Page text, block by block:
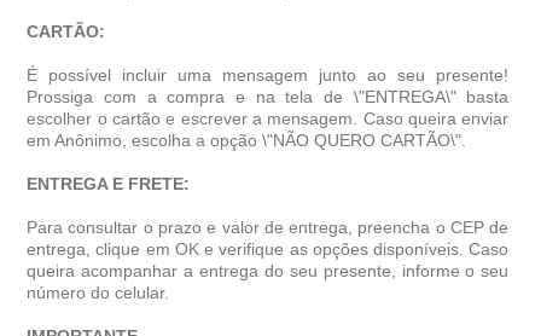
CARTÃO:
É possível incluir uma mensagem junto ao seu presente!
Prossiga com a compra e na tela de \"ENTREGA\" basta
escolher o cartão e escrever a mensagem. Caso queira enviar
em Anônimo, escolha a opção \"NÃO QUERO CARTÃO\".
ENTREGA E FRETE:
Para consultar o prazo e valor de entrega, preencha o CEP de
entrega, clique em OK e verifique as opções disponíveis. Caso
queira acompanhar a entrega do seu presente, informe o seu
número do celular.